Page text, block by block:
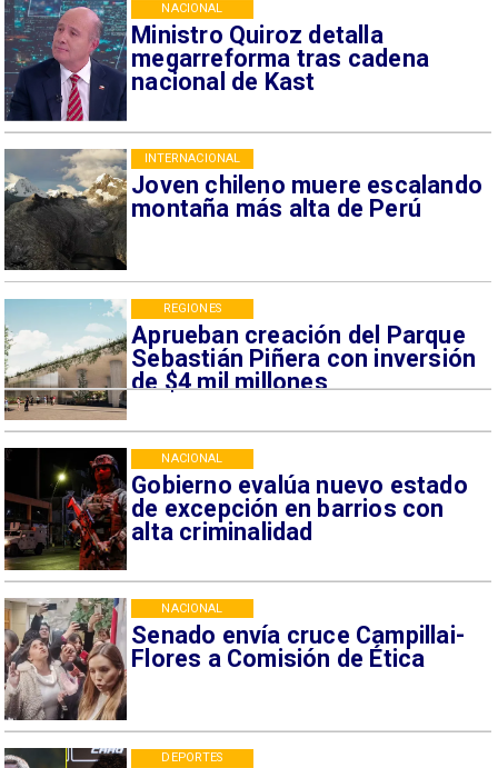
Ministro Quiroz detalla
megarreforma tras cadena
nacional de Kast
NACIONAL
Joven chileno muere escalando
montaña más alta de Perú
INTERNACIONAL
Aprueban creación del Parque
Sebastián Piñera con inversión
de $4 mil millones
REGIONES
Gobierno evalúa nuevo estado
de excepción en barrios con
alta criminalidad
NACIONAL
Senado envía cruce Campillai-
Flores a Comisión de Ética
NACIONAL
DEPORTES